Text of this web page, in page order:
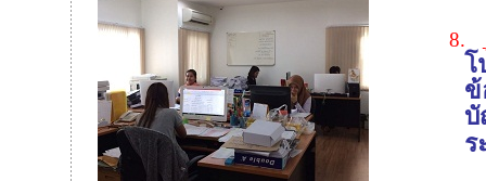
8.
โ
ข้
บั
ร